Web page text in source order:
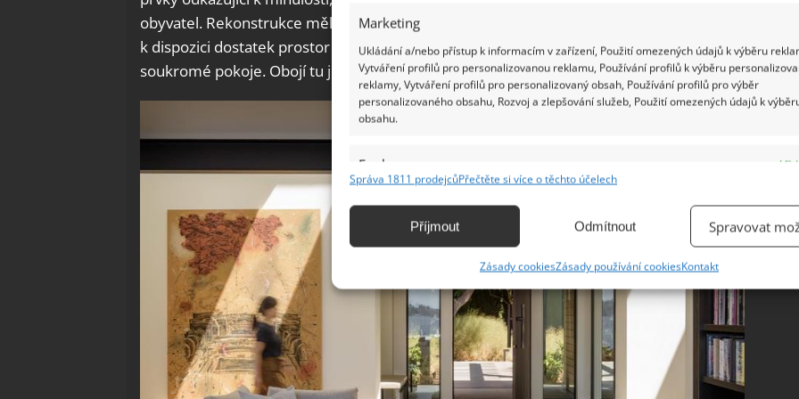
Marketing
Ukládání a/nebo přístup k informacím v zařízení, Použití omezených údajů k výběru
Vytváření profilů pro personalizovanou reklamu, Používání profilů k výběru
reklamy, Vytváření profilů pro personalizovaný obsah, Používání profilů pro výběr
personalizovaného obsahu, Rozvoj a zlepšování služeb, Použití omezených údajů k
obsahu.
Funkce
Identifikace zařízení na základě automaticky přenášených informací.
základě aktivně vyžádaných informací.
Zajištění bezpečnosti, předcházení a zjišťování podvodů a
odstraňování chyb, Poskytování a zobrazování reklamy a obsahu,
Ukládání a sdělování voleb ochrany osobních údajů.
Správa 1811 prodejcůPřečtěte si více o těchto účelech
Příjmout Odmítnout Spravovat
Zásady cookiesZásady používání cookiesKontakt
obyvatel. Rekonstrukce měla vytvořit domov pro menší rodinu, která by měla mít
k dispozici dostatek prostor pro trávení času společně, tak by neměly chybět ani
soukromé pokoje. Obojí tu je.